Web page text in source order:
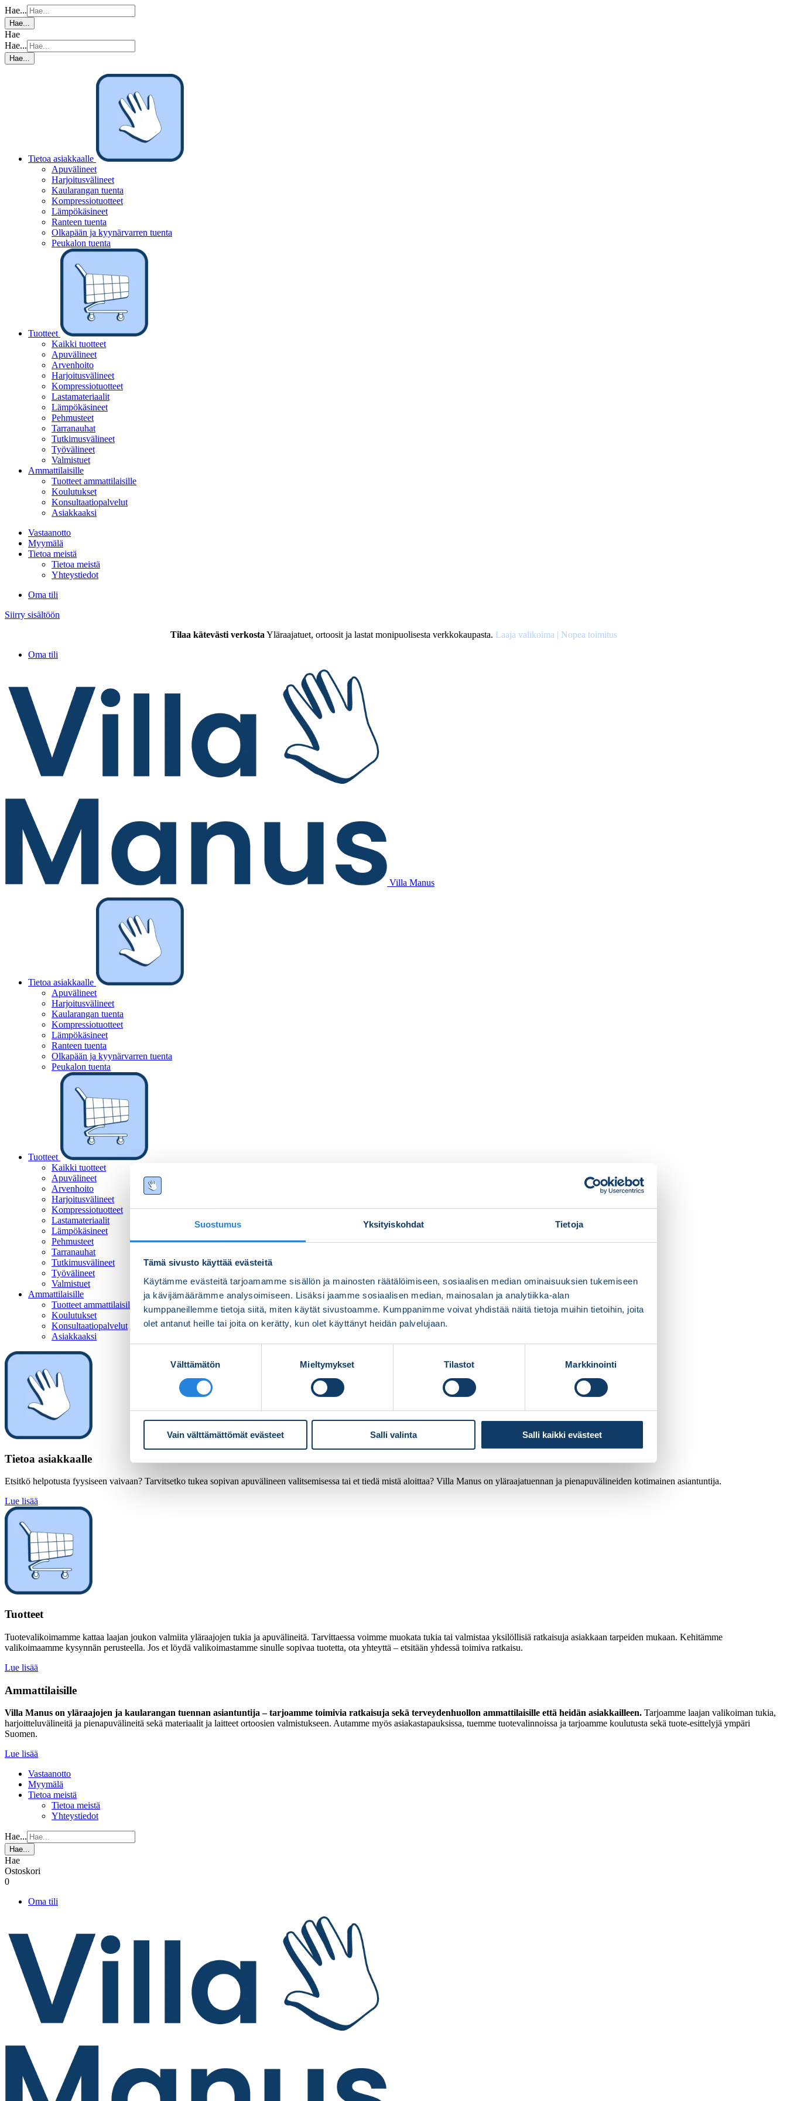
Suostumus Yksityiskohdat Tietoja
Tämä sivusto käyttää evästeitä
Käytämme evästeitä tarjoamamme sisällön ja mainosten räätälöimiseen, sosiaalisen median ominaisuuksien tukemiseen
ja kävijämäärämme analysoimiseen. Lisäksi jaamme sosiaalisen median, mainosalan ja analytiikka-alan
kumppaneillemme tietoja siitä, miten käytät sivustoamme. Kumppanimme voivat yhdistää näitä tietoja muihin tietoihin, joita
olet antanut heille tai joita on kerätty, kun olet käyttänyt heidän palvelujaan.
Välttämätön Mieltymykset Tilastot Markkinointi
Vain välttämättömät evästeet Salli valinta Salli kaikki evästeet
Hae...
Hae...
Hae
Hae...
Hae...
Tietoa asiakkaalle
Apuvälineet
Harjoitusvälineet
Kaularangan tuenta
Kompressiotuotteet
Lämpökäsineet
Ranteen tuenta
Olkapään ja kyynärvarren tuenta
Peukalon tuenta
Tuotteet
Kaikki tuotteet
Apuvälineet
Arvenhoito
Harjoitusvälineet
Kompressiotuotteet
Lastamateriaalit
Lämpökäsineet
Pehmusteet
Tarranauhat
Tutkimusvälineet
Työvälineet
Valmistuet
Ammattilaisille
Tuotteet ammattilaisille
Koulutukset
Konsultaatiopalvelut
Asiakkaaksi
Vastaanotto
Myymälä
Tietoa meistä
Tietoa meistä
Yhteystiedot
Oma tili
Siirry sisältöön
Tilaa kätevästi verkosta Yläraajatuet, ortoosit ja lastat monipuolisesta verkkokaupasta. Laaja valikoima | Nopea toimitus
Oma tili
Villa Manus
Tietoa asiakkaalle
Apuvälineet
Harjoitusvälineet
Kaularangan tuenta
Kompressiotuotteet
Lämpökäsineet
Ranteen tuenta
Olkapään ja kyynärvarren tuenta
Peukalon tuenta
Tuotteet
Kaikki tuotteet
Apuvälineet
Arvenhoito
Harjoitusvälineet
Kompressiotuotteet
Lastamateriaalit
Lämpökäsineet
Pehmusteet
Tarranauhat
Tutkimusvälineet
Työvälineet
Valmistuet
Ammattilaisille
Tuotteet ammattilaisille
Koulutukset
Konsultaatiopalvelut
Asiakkaaksi
Tietoa asiakkaalle
Etsitkö helpotusta fyysiseen vaivaan? Tarvitsetko tukea sopivan apuvälineen valitsemisessa tai et tiedä mistä aloittaa? Villa Manus on yläraajatuennan ja pienapuvälineiden kotimainen asiantuntija.
Lue lisää
Tuotteet
Tuotevalikoimamme kattaa laajan joukon valmiita yläraajojen tukia ja apuvälineitä. Tarvittaessa voimme muokata tukia tai valmistaa yksilöllisiä ratkaisuja asiakkaan tarpeiden mukaan. Kehitämme
valikoimaamme kysynnän perusteella. Jos et löydä valikoimastamme sinulle sopivaa tuotetta, ota yhteyttä – etsitään yhdessä toimiva ratkaisu.
Lue lisää
Ammattilaisille
Villa Manus on yläraajojen ja kaularangan tuennan asiantuntija – tarjoamme toimivia ratkaisuja sekä terveydenhuollon ammattilaisille että heidän asiakkailleen. Tarjoamme laajan valikoiman tukia,
harjoitteluvälineitä ja pienapuvälineitä sekä materiaalit ja laitteet ortoosien valmistukseen. Autamme myös asiakastapauksissa, tuemme tuotevalinnoissa ja tarjoamme koulutusta sekä tuote-esittelyjä ympäri
Suomen.
Lue lisää
Vastaanotto
Myymälä
Tietoa meistä
Tietoa meistä
Yhteystiedot
Hae...
Hae...
Hae
Ostoskori
0
Oma tili